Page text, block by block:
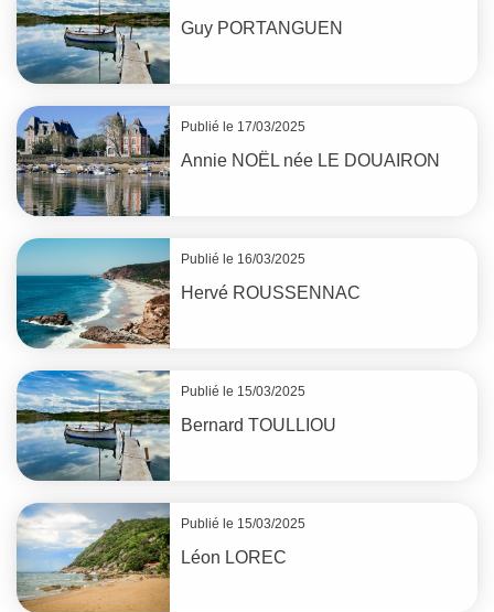
Guy PORTANGUEN
Publié le 17/03/2025
Annie NOËL née LE DOUAIRON
Publié le 16/03/2025
Hervé ROUSSENNAC
Publié le 15/03/2025
Bernard TOULLIOU
Publié le 15/03/2025
Léon LOREC